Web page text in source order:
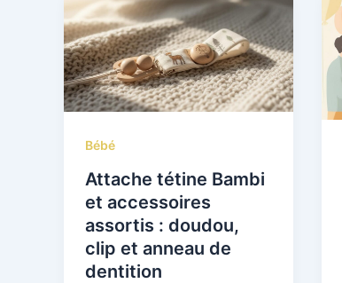
Bébé
Attache tétine Bambi
et accessoires
assortis : doudou,
clip et anneau de
dentition